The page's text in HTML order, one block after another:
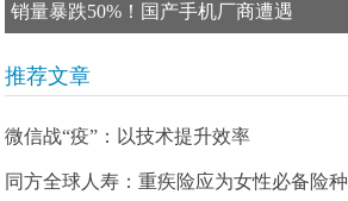
销量暴跌50%！国产手机厂商遭遇
推荐文章
微信战“疫”：以技术提升效率
同方全球人寿：重疾险应为女性必备险种